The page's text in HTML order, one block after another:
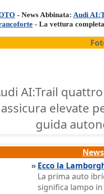
- News Abbinata: Audi
- La vettura
AI:Trail
assicura elevate
guida
» Ecco la
La prima auto
significa lampo